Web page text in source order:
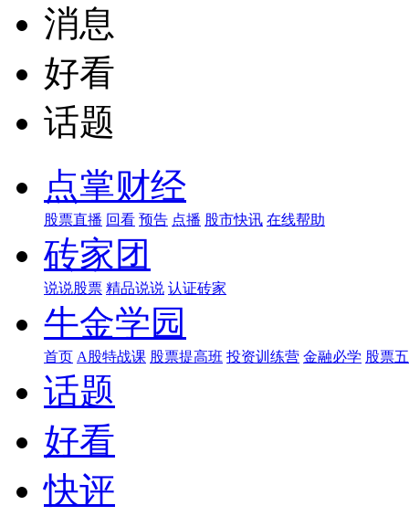
消息
好看
话题
点掌财经
股票直播 回看 预告 点播 股市快讯 在线帮助
砖家团
说说股票 精品说说 认证砖家
牛金学园
首页 A股特战课 股票提高班 投资训练营 金融必学 股票
话题
好看
快评